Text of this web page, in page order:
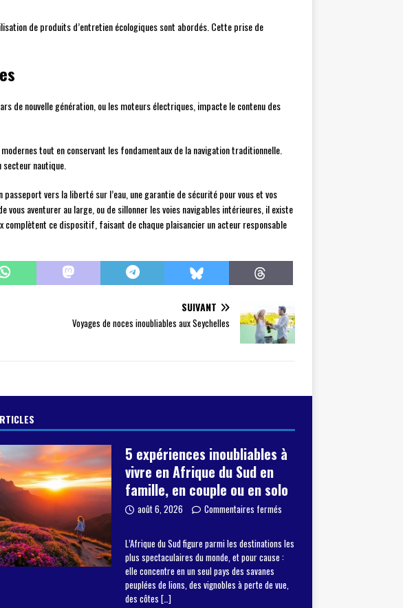
de produits d’entretien écologiques sont abordés. Cette prise de
de nouvelle génération, ou les moteurs électriques, impacte le contenu des
tout en conservant les fondamentaux de la navigation traditionnelle.
nautique.
vers la liberté sur l’eau, une garantie de sécurité pour vous et vos
vous aventurer au large, ou de sillonner les voies navigables intérieures, il existe
complètent ce dispositif, faisant de chaque plaisancier un acteur responsable
SUIVANT
Voyages de noces inoubliables aux Seychelles
5 expériences inoubliables à
vivre en Afrique du Sud en
famille, en couple ou en solo
août 6, 2026 Commentaires fermés
L’Afrique du Sud figure parmi les destinations les
plus spectaculaires du monde, et pour cause :
elle concentre en un seul pays des savanes
peuplées de lions, des vignobles à perte de vue,
des côtes […]